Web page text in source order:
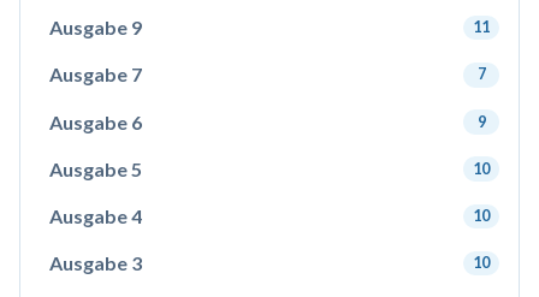
Ausgabe 9 11
Ausgabe 7 7
Ausgabe 6 9
Ausgabe 5 10
Ausgabe 4 10
Ausgabe 3 10